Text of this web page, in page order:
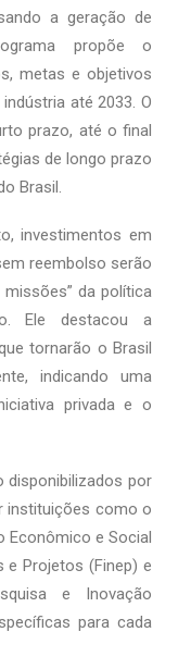
a geração de
propõe o
metas e objetivos
até 2033. O
prazo, até o final
de longo prazo
Brasil.
investimentos em
reembolso serão
missões” da política
Ele destacou a
tornarão o Brasil
indicando uma
privada e o
disponibilizados por
instituições como o
Econômico e Social
e Projetos (Finep) e
e Inovação
para cada